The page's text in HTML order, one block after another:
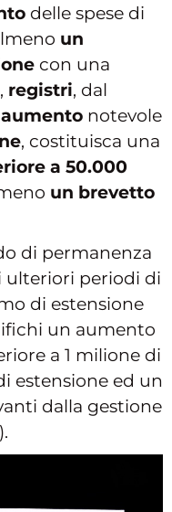
delle spese di
un
con una
registri, dal
aumento notevole
, costituisca una
a 50.000
un brevetto
di permanenza
ulteriori periodi di
di estensione
un aumento
a 1 milione di
estensione ed un
dalla gestione